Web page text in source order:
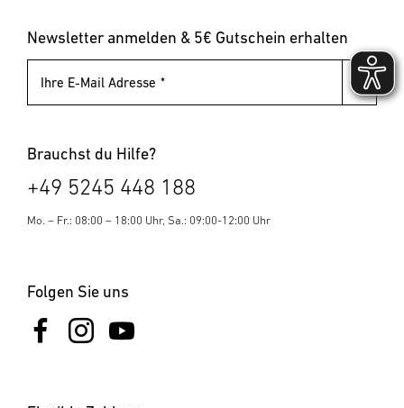
Pollerleuchten
Newsletter anmelden & 5€ Gutschein erhalten
Ihre E-Mail Adresse
Brauchst du Hilfe?
+49 5245 448 188
Mo. – Fr.: 08:00 – 18:00 Uhr, Sa.: 09:00-12:00 Uhr
Folgen Sie uns